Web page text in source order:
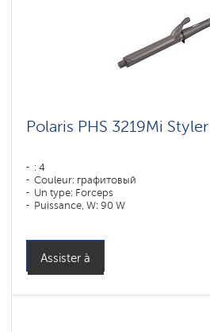
Polaris PHS 3219Mi Styler
: 4
Couleur: графитовый
Un type: Forceps
Puissance, W: 90 W
Assister à